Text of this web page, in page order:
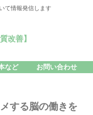
て情報発信します
改善】
など お問い合わせ
する脳の働きを